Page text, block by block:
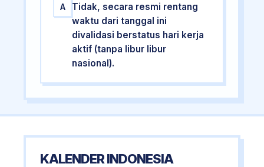
A
Tidak, secara resmi rentang
waktu dari tanggal ini
divalidasi berstatus hari kerja
aktif (tanpa libur libur
nasional).
KALENDER INDONESIA